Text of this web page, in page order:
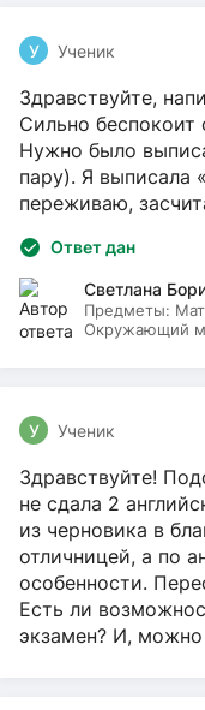
У Ученик
Здравствуйте,
Сильно беспокоит
Нужно было
пару). Я выписала
переживаю,
Ответ дан
Светлана
Предметы:
Окружающий
У Ученик
Здравствуйте!
не сдала 2
из черновика в
отличницей, а по
особенности.
Есть ли
экзамен? И, можно